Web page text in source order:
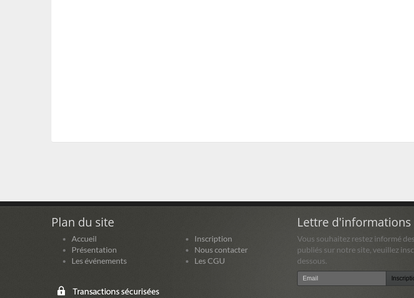
Plan du site
Accueil
Présentation
Les événements
Inscription
Nous contacter
Les CGU
Lettre d'informations
Vous souhaitez restez informé
publiés sur notre site, veuillez
dessous.